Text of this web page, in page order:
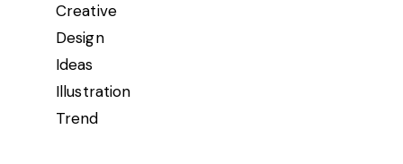
Creative
Design
Ideas
Illustration
Trend